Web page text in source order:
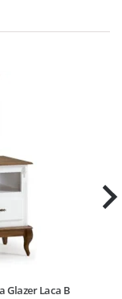
Glazer Laca B